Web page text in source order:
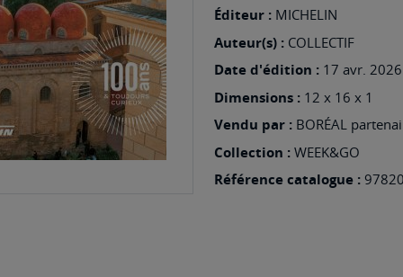
Éditeur : MICHELIN
Auteur(s) : COLLECTIF
Date d'édition : 17 avr. 2026
Dimensions : 12 x 16 x 1
Vendu par : BORÉAL
Collection : WEEK&GO
Référence catalogue :